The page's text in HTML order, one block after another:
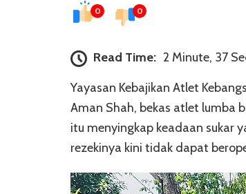
0 0
Read Time: 2 Minute, 37
Yayasan Kebajikan Atlet
Aman Shah, bekas atlet lumba
itu menyingkap keadaan sukar
rezekinya kini tidak dapat